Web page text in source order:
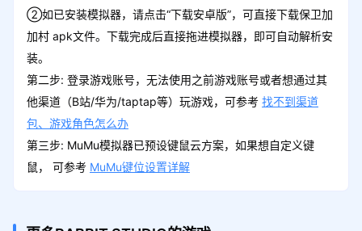
②如已安装模拟器，请点击“下载安卓版”，可直接下载保卫加
加村 apk文件。下载完成后直接拖进模拟器，即可自动解析安
装。
第二步: 登录游戏账号，无法使用之前游戏账号或者想通过其
他渠道（B站/华为/taptap等）玩游戏，可参考 找不到渠道
包、游戏角色怎么办
第三步: MuMu模拟器已预设键鼠云方案，如果想自定义键
鼠， 可参考 MuMu键位设置详解